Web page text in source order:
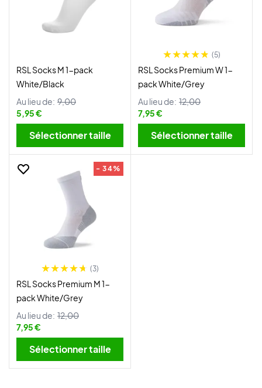
RSL Socks M 1-pack
White/Black
Au lieu de: 9,00
5,95 €
Sélectionner taille
(5)
RSL Socks Premium W 1-
pack White/Grey
Au lieu de: 12,00
7,95 €
Sélectionner taille
- 34%
(3)
RSL Socks Premium M 1-
pack White/Grey
Au lieu de: 12,00
7,95 €
Sélectionner taille